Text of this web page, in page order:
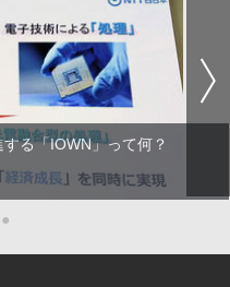
る「IOWN」って何？
●